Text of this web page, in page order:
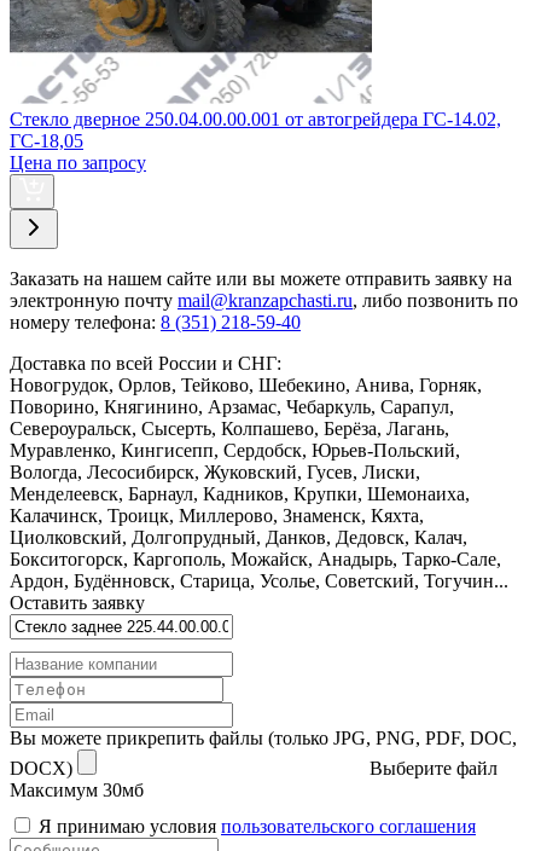
Стекло дверное 250.04.00.00.001 от автогрейдера ГС-14.02,
ГС-18,05
Цена по запросу
Заказать на нашем сайте или вы можете отправить заявку на
электронную почту mail@kranzapchasti.ru, либо позвонить по
номеру телефона: 8 (351) 218-59-40
Доставка по всей России и СНГ:
Новогрудок, Орлов, Тейково, Шебекино, Анива, Горняк,
Поворино, Княгинино, Арзамас, Чебаркуль, Сарапул,
Североуральск, Сысерть, Колпашево, Берёза, Лагань,
Муравленко, Кингисепп, Сердобск, Юрьев-Польский,
Вологда, Лесосибирск, Жуковский, Гусев, Лиски,
Менделеевск, Барнаул, Кадников, Крупки, Шемонаиха,
Калачинск, Троицк, Миллерово, Знаменск, Кяхта,
Циолковский, Долгопрудный, Данков, Дедовск, Калач,
Бокситогорск, Каргополь, Можайск, Анадырь, Тарко-Сале,
Ардон, Будённовск, Старица, Усолье, Советский, Тогучин...
Оставить заявку
Вы можете прикрепить файлы (только JPG, PNG, PDF, DOC,
DOCX)
Выберите файл
Максимум 30мб
Я принимаю условия пользовательского соглашения